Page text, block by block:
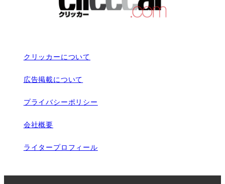
クリッカーについて
広告掲載について
プライバシーポリシー
会社概要
ライタープロフィール